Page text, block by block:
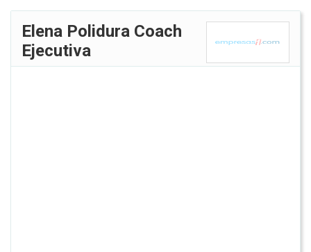
Elena Polidura Coach
Ejecutiva